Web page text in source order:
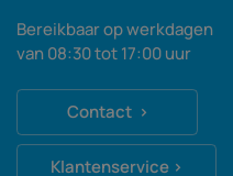
Bereikbaar op werkdagen
van 08:30 tot 17:00 uur
Contact ›
Klantenservice ›